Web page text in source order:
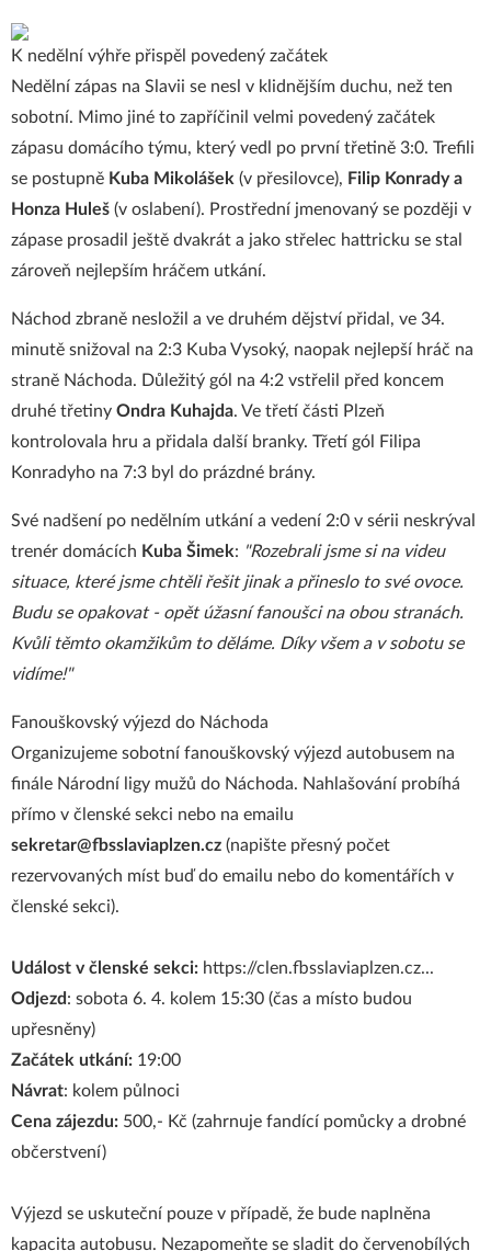
K nedělní výhře přispěl povedený začátek
Nedělní zápas na Slavii se nesl v klidnějším duchu, než ten
sobotní. Mimo jiné to zapříčinil velmi povedený začátek
zápasu domácího týmu, který vedl po první třetině 3:0. Trefili
se postupně Kuba Mikolášek (v přesilovce), Filip Konrady a
Honza Huleš (v oslabení). Prostřední jmenovaný se později v
zápase prosadil ještě dvakrát a jako střelec hattricku se stal
zároveň nejlepším hráčem utkání.
Náchod zbraně nesložil a ve druhém dějství přidal, ve 34.
minutě snižoval na 2:3 Kuba Vysoký, naopak nejlepší hráč na
straně Náchoda. Důležitý gól na 4:2 vstřelil před koncem
druhé třetiny Ondra Kuhajda. Ve třetí části Plzeň
kontrolovala hru a přidala další branky. Třetí gól Filipa
Konradyho na 7:3 byl do prázdné brány.
Své nadšení po nedělním utkání a vedení 2:0 v sérii neskrýval
trenér domácích Kuba Šimek: "Rozebrali jsme si na videu
situace, které jsme chtěli řešit jinak a přineslo to své ovoce.
Budu se opakovat - opět úžasní fanoušci na obou stranách.
Kvůli těmto okamžikům to děláme. Díky všem a v sobotu se
vidíme!"
Fanouškovský výjezd do Náchoda
Organizujeme sobotní fanouškovský výjezd autobusem na
finále Národní ligy mužů do Náchoda. Nahlašování probíhá
přímo v členské sekci nebo na emailu
sekretar@fbsslaviaplzen.cz (napište přesný počet
rezervovaných míst buď do emailu nebo do komentářích v
členské sekci).
Událost v členské sekci: https://clen.fbsslaviaplzen.cz...
Odjezd : sobota 6. 4. kolem 15:30 (čas a místo budou
upřesněny)
Začátek utkání: 19:00
Návrat: kolem půlnoci
Cena zájezdu: 500,- Kč (zahrnuje fandící pomůcky a drobné
občerstvení)
Výjezd se uskuteční pouze v případě, že bude naplněna
kapacita autobusu. Nezapomeňte se sladit do červenobílých